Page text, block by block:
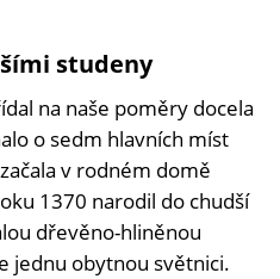
studeny
na naše poměry docela
o sedm hlavních míst
v rodném domě
1370 narodil do chudší
dřevěno-hliněnou
jednu obytnou světnici.